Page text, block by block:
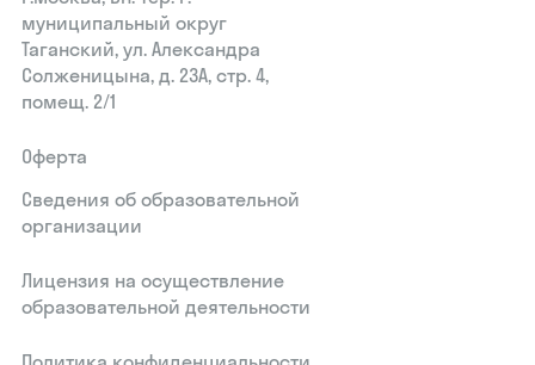
муниципальный округ
Таганский, ул. Александра
Солженицына, д. 23А, стр. 4,
помещ. 2/1
Оферта
Сведения об образовательной
организации
Лицензия на осуществление
образовательной деятельности